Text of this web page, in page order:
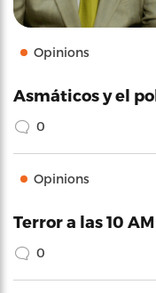
Opinions
Asmáticos y el
0
Opinions
Terror a las 10 AM
0